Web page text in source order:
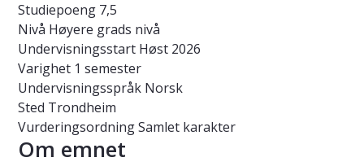
Studiepoeng 7,5
Nivå Høyere grads nivå
Undervisningsstart Høst 2026
Varighet 1 semester
Undervisningsspråk Norsk
Sted Trondheim
VurderingsordningSamlet karakter
Om emnet